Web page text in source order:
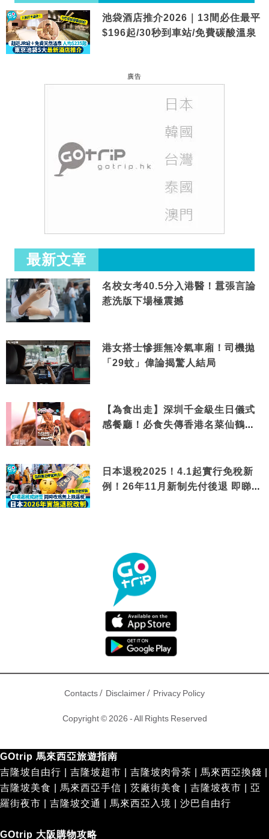
池袋酒店推介2026｜13間必住最平
$196起/30秒到車站/免費碳酸溫泉
廣告
最新文章
名校女考40.5分入港醫！囂張言論
惹洗版下場極震撼
港女搭士慘捱無冷氣車廂！司機拋
「29蚊」偉論揭驚人結局
【為食出走】深圳千金級生日儀式
感餐廳！必食失傳香港名菜仙鶴神
日本退稅2025！4.1起實行免稅新
例！26年11月新制先付後退 即睇步
Contacts/ Disclaimer/ Privacy Policy
Copyright © 2026 - All Rights Reserved
GOtrip 馬來西亞旅遊指南
吉隆坡自由行
吉隆坡超市 吉隆坡肉骨茶 馬來西亞換錢
吉隆坡美食
馬來西亞手信 茨廠街美食 吉隆坡夜市
亞
羅街夜市
吉隆坡交通 馬來西亞入境 沙巴自由行
GOtrip 大阪購物攻略